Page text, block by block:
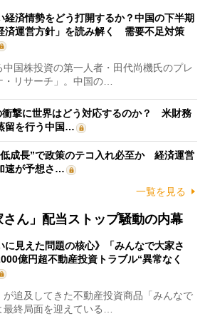
経済情勢をどう打開するか？中国の下半期
済運営方針」を読み解く 需要不足対策
国株投資の第一人者・田代尚機氏のプレ
・リサーチ」。中国の…
撃に世界はどう対応するのか？ 米財務
留を行う中国…
成長”で政策のテコ入れ必至か 経済運営
速が予想さ…
一覧を見る
さん」配当ストップ騒動の内幕
に見えた問題の核心》「みんなで大家さ
億円超不動産投資トラブル“異常なく
追及してきた不動産投資商品「みんなで
最終局面を迎えている…